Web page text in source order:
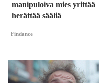
manipuloiva mies yrittää
herättää sääliä
Findance